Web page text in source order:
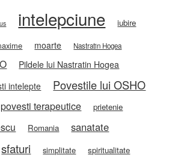
intelepciune iubire
moarte Nastratin Hogea
Pildele lui Nastratin Hogea
intelepte Povestile lui OSHO
povesti terapeutice prietenie
Romania sanatate
sfaturi simplitate spiritualitate